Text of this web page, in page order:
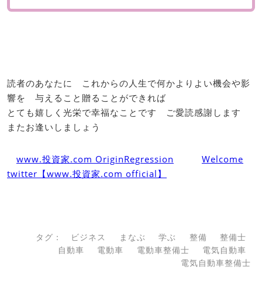
読者のあなたに これからの人生で何かよりよい機会や影
響を 与えること贈ることができれば
とても嬉しく光栄で幸福なことです ご愛読感謝します
またお逢いしましょう
www.投資家.com OriginRegression
Welcome
twitter【www.投資家.com official】
タグ： ビジネス まなぶ 学ぶ 整備
整備士
自動車
電動車 電動車整備士
電気自動車
電気自動車整備士